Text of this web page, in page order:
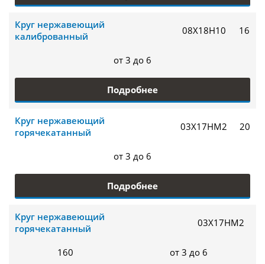
Круг нержавеющий
калиброванный
08Х18Н10 16
от 3 до 6
Подробнее
Круг нержавеющий
горячекатанный
03Х17НМ2 20
от 3 до 6
Подробнее
Круг нержавеющий
горячекатанный
03Х17НМ2
160 от 3 до 6